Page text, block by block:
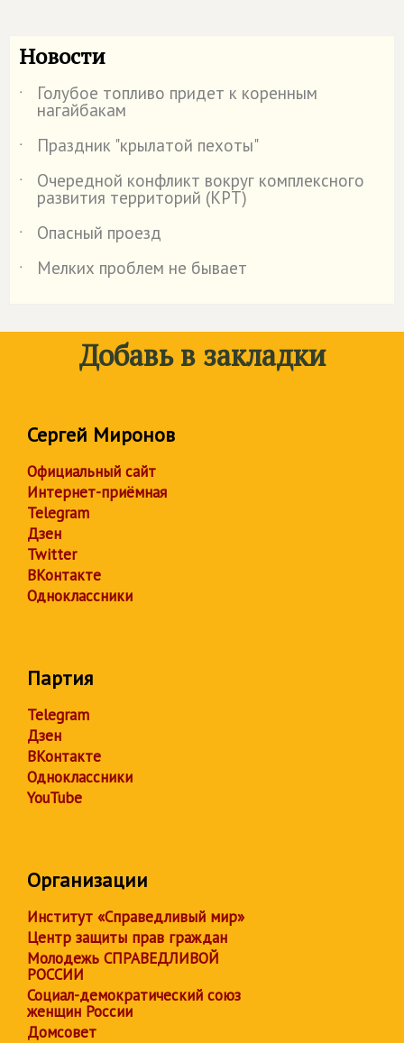
Новости
˙ Голубое топливо придет к коренным
нагайбакам
˙
Праздник "крылатой пехоты"
˙
Очередной конфликт вокруг комплексного
развития территорий (КРТ)
˙
Опасный проезд
˙
Мелких проблем не бывает
Добавь в закладки
Сергей Миронов
Официальный сайт
Интернет-приёмная
Telegram
Дзен
Twitter
ВКонтакте
Одноклассники
Партия
Telegram
Дзен
ВКонтакте
Одноклассники
YouTube
Организации
Институт «Справедливый мир»
Центр защиты прав граждан
Молодежь СПРАВЕДЛИВОЙ
РОССИИ
Социал-демократический союз
женщин России
Домсовет